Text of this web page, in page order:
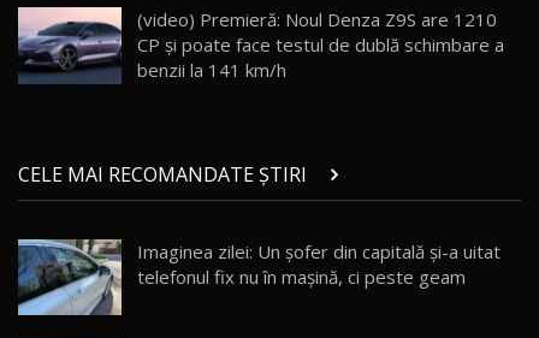
AutoBlog.MD
23:36
20
Noul ZEEKR 7X / Test Drive AutoBlog.MD
21
AutoBlog.MD
16:59
22
Noua Mazda 6e / Test Drive AutoBlog.MD
26:59
(video) Premieră: Noul Denza Z9S are 1210
CP și poate face testul de dublă schimbare a
benzii la 141 km/h
CELE MAI RECOMANDATE ȘTIRI
Imaginea zilei: Un şofer din capitală şi-a uitat
telefonul fix nu în maşină, ci peste geam